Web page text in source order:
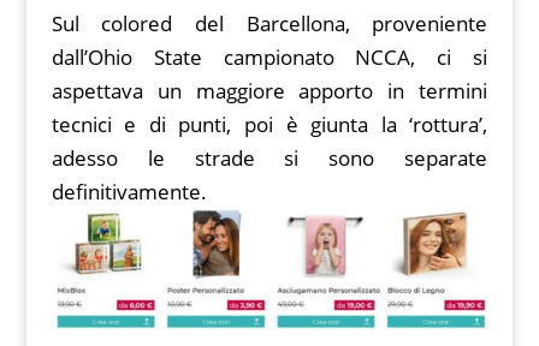
Sul colored del Barcellona, proveniente
dall’Ohio State campionato NCCA, ci si
aspettava un maggiore apporto in termini
tecnici e di punti, poi è giunta la ‘rottura’,
adesso le strade si sono separate
definitivamente.